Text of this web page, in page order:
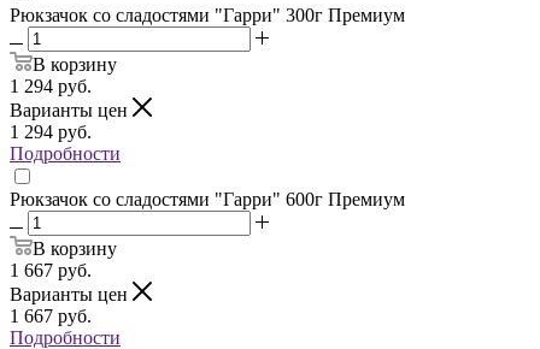
Рюкзачок со сладостями "Гарри" 300г Премиум
В корзину
1 294 руб.
Варианты цен
1 294 руб.
Подробности
Рюкзачок со сладостями "Гарри" 600г Премиум
В корзину
1 667 руб.
Варианты цен
1 667 руб.
Подробности